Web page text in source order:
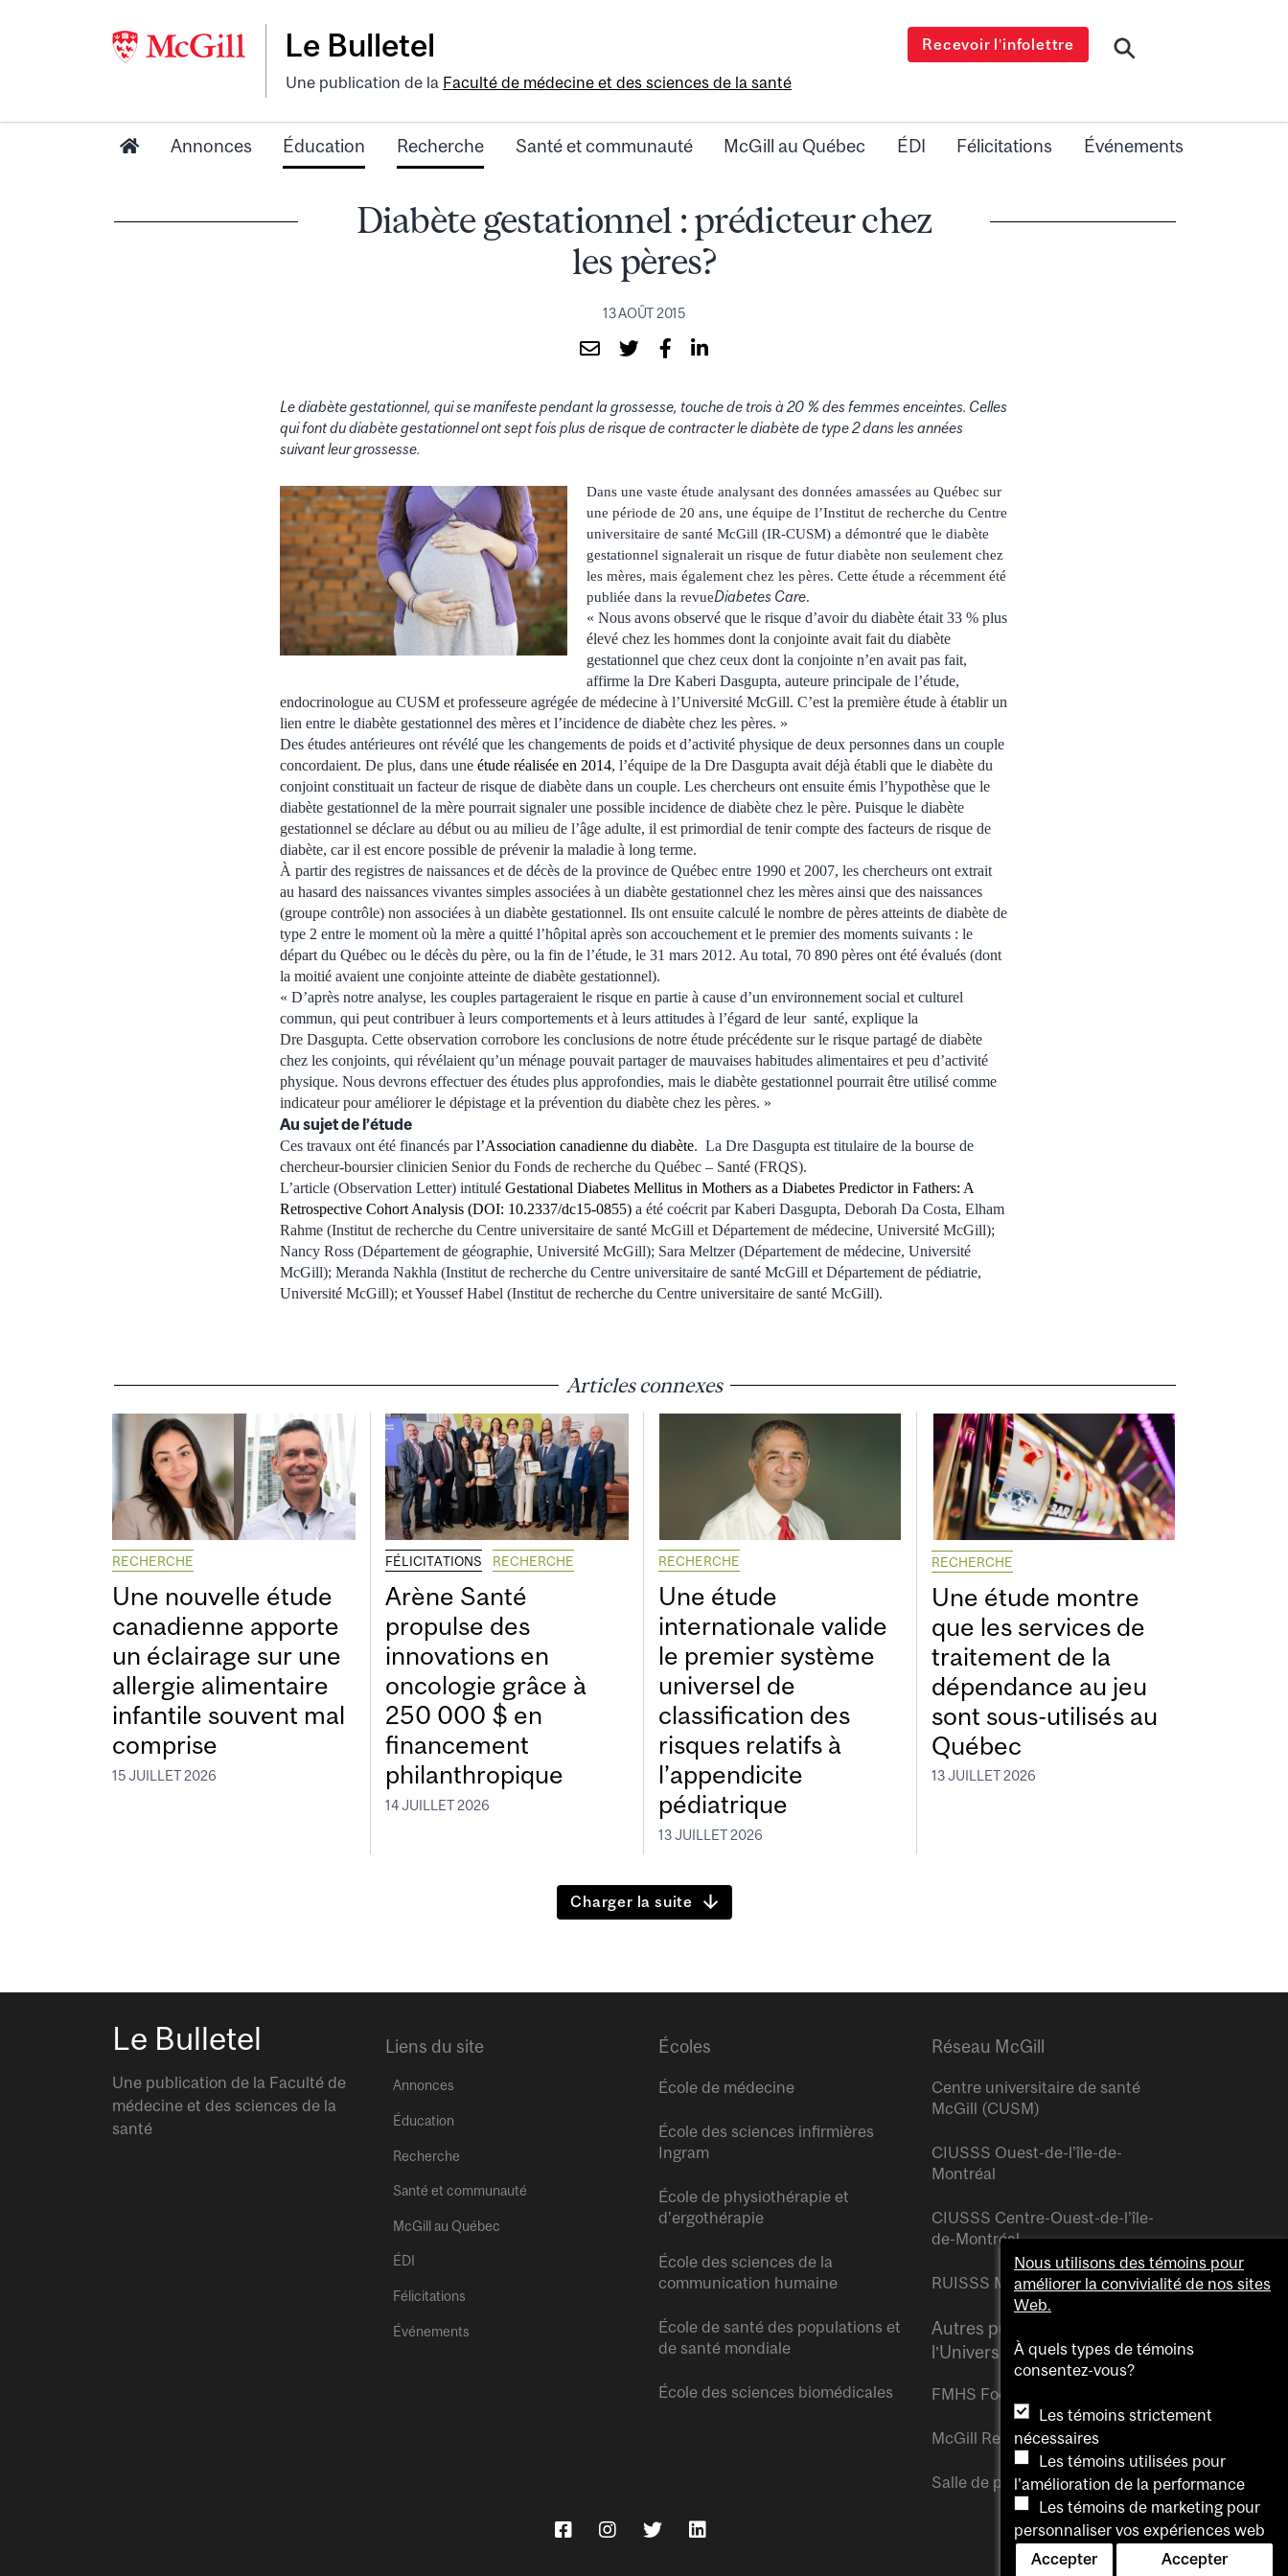
Le Bulletel
Une publication de la Faculté de médecine et des sciences de la santé
Recevoir l’infolettre
Annonces Éducation Recherche Santé et communauté McGill au Québec ÉDI Félicitations Événements
Diabète gestationnel : prédicteur chez
les pères?
13 AOÛT 2015
Le diabète gestationnel, qui se manifeste pendant la grossesse, touche de trois à 20 % des femmes enceintes. Celles
qui font du diabète gestationnel ont sept fois plus de risque de contracter le diabète de type 2 dans les années
suivant leur grossesse.
Dans une vaste étude analysant des données amassées au Québec sur
une période de 20 ans, une équipe de l’Institut de recherche du Centre
universitaire de santé McGill (IR-CUSM) a démontré que le diabète
gestationnel signalerait un risque de futur diabète non seulement chez
les mères, mais également chez les pères. Cette étude a récemment été
publiée dans la revueDiabetes Care.
« Nous avons observé que le risque d’avoir du diabète était 33 % plus
élevé chez les hommes dont la conjointe avait fait du diabète
gestationnel que chez ceux dont la conjointe n’en avait pas fait,
affirme la Dre Kaberi Dasgupta, auteure principale de l’étude,
endocrinologue au CUSM et professeure agrégée de médecine à l’Université McGill. C’est la première étude à établir un
lien entre le diabète gestationnel des mères et l’incidence de diabète chez les pères. »
Des études antérieures ont révélé que les changements de poids et d’activité physique de deux personnes dans un couple
concordaient. De plus, dans une étude réalisée en 2014, l’équipe de la Dre Dasgupta avait déjà établi que le diabète du
conjoint constituait un facteur de risque de diabète dans un couple. Les chercheurs ont ensuite émis l’hypothèse que le
diabète gestationnel de la mère pourrait signaler une possible incidence de diabète chez le père. Puisque le diabète
gestationnel se déclare au début ou au milieu de l’âge adulte, il est primordial de tenir compte des facteurs de risque de
diabète, car il est encore possible de prévenir la maladie à long terme.
À partir des registres de naissances et de décès de la province de Québec entre 1990 et 2007, les chercheurs ont extrait
au hasard des naissances vivantes simples associées à un diabète gestationnel chez les mères ainsi que des naissances
(groupe contrôle) non associées à un diabète gestationnel. Ils ont ensuite calculé le nombre de pères atteints de diabète de
type 2 entre le moment où la mère a quitté l’hôpital après son accouchement et le premier des moments suivants : le
départ du Québec ou le décès du père, ou la fin de l’étude, le 31 mars 2012. Au total, 70 890 pères ont été évalués (dont
la moitié avaient une conjointe atteinte de diabète gestationnel).
« D’après notre analyse, les couples partageraient le risque en partie à cause d’un environnement social et culturel
commun, qui peut contribuer à leurs comportements et à leurs attitudes à l’égard de leur santé, explique la
Dre Dasgupta. Cette observation corrobore les conclusions de notre étude précédente sur le risque partagé de diabète
chez les conjoints, qui révélaient qu’un ménage pouvait partager de mauvaises habitudes alimentaires et peu d’activité
physique. Nous devrons effectuer des études plus approfondies, mais le diabète gestationnel pourrait être utilisé comme
indicateur pour améliorer le dépistage et la prévention du diabète chez les pères. »
Au sujet de l’étude
Ces travaux ont été financés parl’Association canadienne du diabète. La Dre Dasgupta est titulaire de la bourse de
chercheur-boursier clinicien Senior du Fonds de recherche du Québec – Santé (FRQS).
L’article (Observation Letter) intitulé Gestational Diabetes Mellitus in Mothers as a Diabetes Predictor in Fathers: A
Retrospective Cohort Analysis (DOI: 10.2337/dc15-0855) a été coécrit par Kaberi Dasgupta, Deborah Da Costa, Elham
Rahme (Institut de recherche du Centre universitaire de santé McGill et Département de médecine, Université McGill);
Nancy Ross (Département de géographie, Université McGill); Sara Meltzer (Département de médecine, Université
McGill); Meranda Nakhla (Institut de recherche du Centre universitaire de santé McGill et Département de pédiatrie,
Université McGill); et Youssef Habel (Institut de recherche du Centre universitaire de santé McGill).
Articles connexes
RECHERCHE
Une nouvelle étude
canadienne apporte
un éclairage sur une
allergie alimentaire
infantile souvent mal
comprise
15 JUILLET 2026
FÉLICITATIONS RECHERCHE
Arène Santé
propulse des
innovations en
oncologie grâce à
250 000 $ en
financement
philanthropique
14 JUILLET 2026
RECHERCHE
Une étude
internationale valide
le premier système
universel de
classification des
risques relatifs à
l’appendicite
pédiatrique
13 JUILLET 2026
RECHERCHE
Une étude montre
que les services de
traitement de la
dépendance au jeu
sont sous-utilisés au
Québec
13 JUILLET 2026
Charger la suite
Le Bulletel
Une publication de la Faculté de
médecine et des sciences de la
santé
Liens du site
Annonces
Éducation
Recherche
Santé et communauté
McGill au Québec
ÉDI
Félicitations
Événements
Écoles
École de médecine
École des sciences infirmières
Ingram
École de physiothérapie et
d’ergothérapie
École des sciences de la
communication humaine
École de santé des populations et
de santé mondiale
École des sciences biomédicales
Réseau McGill
Centre universitaire de santé
McGill (CUSM)
CIUSSS Ouest-de-l’île-de-
Montréal
CIUSSS Centre-Ouest-de-l’île-
de-Montréal
RUISSS McGill
Autres publications de
l’Université McGill
FMHS Focus
McGill Reporter
Salle de presse McGill
Nous utilisons des témoins pour
améliorer la convivialité de nos sites
Web.
À quels types de témoins
consentez-vous?
Les témoins strictement
nécessaires
Les témoins utilisées pour
l'amélioration de la performance
Les témoins de marketing pour
personnaliser vos expériences web
Accepter
Accepter